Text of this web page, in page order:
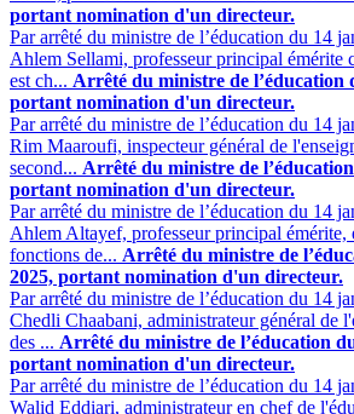
portant nomination d'un directeur.
Par arrêté du ministre de l’éducation du 14
Ahlem Sellami, professeur principal émérite
est ch... Arrêté du ministre de l’éducation
portant nomination d'un directeur.
Par arrêté du ministre de l’éducation du 14
Rim Maaroufi, inspecteur général de
second... Arrêté du ministre de
portant nomination d'un directeur.
Par arrêté du ministre de l’éducation du 14
Ahlem Altayef, professeur principal émérite,
fonctions de... Arrêté du ministre de
2025, portant nomination d'un directeur.
Par arrêté du ministre de l’éducation du 14
Chedli Chaabani, administrateur général de
des ... Arrêté du ministre de l’éducation
portant nomination d'un directeur.
Par arrêté du ministre de l’éducation du 14
Walid Eddiari, administrateur en chef de